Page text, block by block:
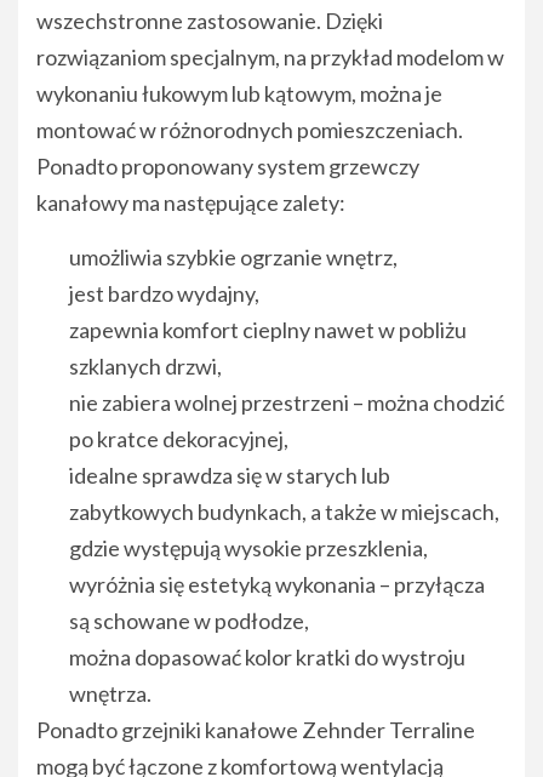
wszechstronne zastosowanie. Dzięki
rozwiązaniom specjalnym, na przykład modelom w
wykonaniu łukowym lub kątowym, można je
montować w różnorodnych pomieszczeniach.
Ponadto proponowany system grzewczy
kanałowy ma następujące zalety:
umożliwia szybkie ogrzanie wnętrz,
jest bardzo wydajny,
zapewnia komfort cieplny nawet w pobliżu
szklanych drzwi,
nie zabiera wolnej przestrzeni – można chodzić
po kratce dekoracyjnej,
idealne sprawdza się w starych lub
zabytkowych budynkach, a także w miejscach,
gdzie występują wysokie przeszklenia,
wyróżnia się estetyką wykonania – przyłącza
są schowane w podłodze,
można dopasować kolor kratki do wystroju
wnętrza.
Ponadto grzejniki kanałowe Zehnder Terraline
mogą być łączone z komfortową wentylacją